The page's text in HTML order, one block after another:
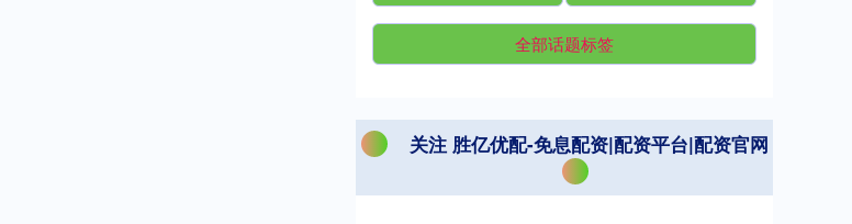
全部话题标签
关注 胜亿优配-免息配资|配资平台|配资官网